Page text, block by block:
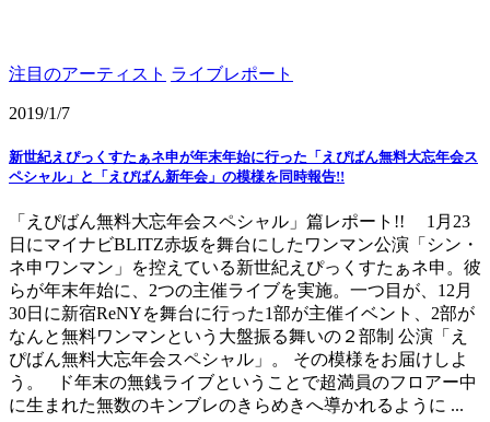
注目のアーティスト ライブレポート
2019/1/7
新世紀えぴっくすたぁネ申が年末年始に行った「えぴばん無料大忘年会ス
ペシャル」と「えぴばん新年会」の模様を同時報告!!
「えぴばん無料大忘年会スペシャル」篇レポート!! 1月23
日にマイナビBLITZ赤坂を舞台にしたワンマン公演「シン・
ネ申ワンマン」を控えている新世紀えぴっくすたぁネ申。彼
らが年末年始に、2つの主催ライブを実施。一つ目が、12月
30日に新宿ReNYを舞台に行った1部が主催イベント、2部が
なんと無料ワンマンという大盤振る舞いの２部制 公演「え
ぴばん無料大忘年会スペシャル」。 その模様をお届けしよ
う。 ド年末の無銭ライブということで超満員のフロアー中
に生まれた無数のキンブレのきらめきへ導かれるように ...